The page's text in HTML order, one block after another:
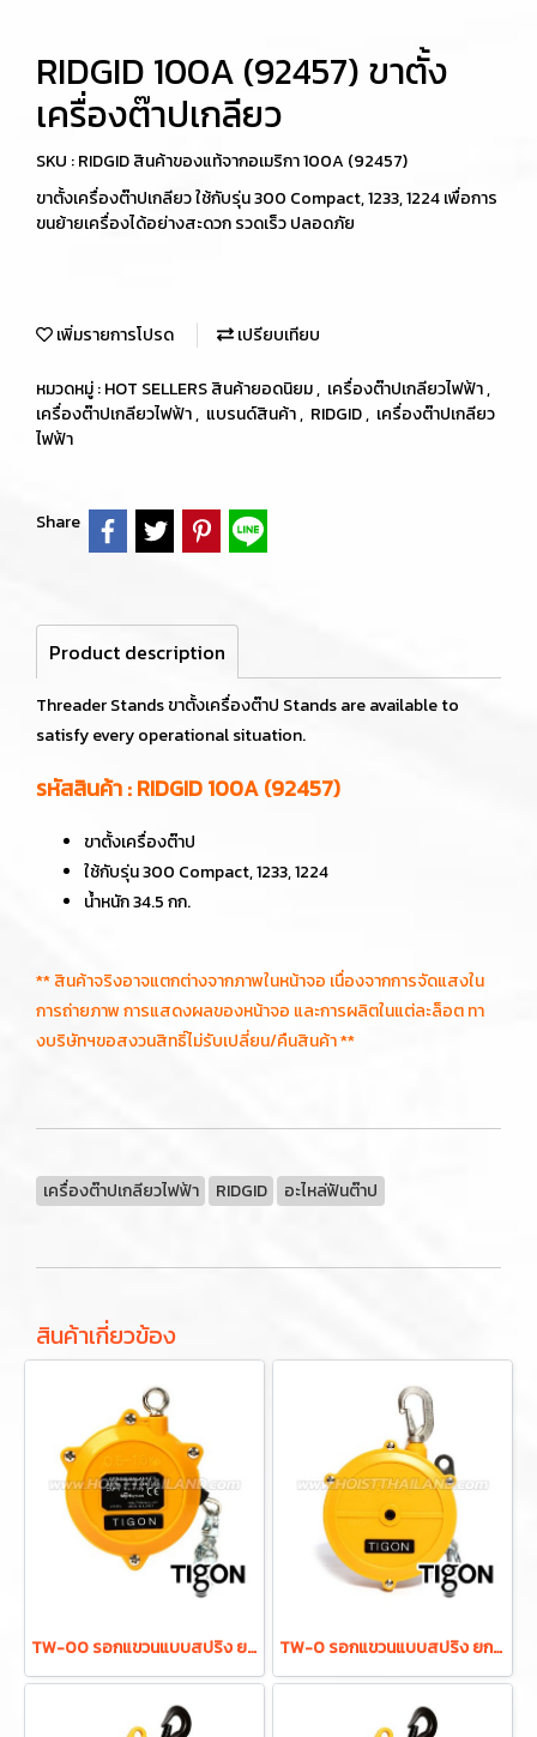
RIDGID 100A (92457) ขาตั้ง
เครื่องต๊าปเกลียว
SKU : RIDGID สินค้าของแท้จากอเมริกา 100A (92457)
ขาตั้งเครื่องต๊าปเกลียว ใช้กับรุ่น 300 Compact, 1233, 1224 เพื่อการ
ขนย้ายเครื่องได้อย่างสะดวก รวดเร็ว ปลอดภัย
เพิ่มรายการโปรด เปรียบเทียบ
หมวดหมู่ :HOT SELLERS สินค้ายอดนิยม, เครื่องต๊าปเกลียวไฟฟ้า,
เครื่องต๊าปเกลียวไฟฟ้า, แบรนด์สินค้า, RIDGID, เครื่องต๊าปเกลียว
ไฟฟ้า
Share
Product description
Threader Stands ขาตั้งเครื่องต๊าป Stands are available to
satisfy every operational situation.
รหัสสินค้า : RIDGID 100A (92457)
ขาตั้งเครื่องต๊าป
ใช้กับรุ่น 300 Compact, 1233, 1224
น้ำหนัก 34.5 กก.
** สินค้าจริงอาจแตกต่างจากภาพในหน้าจอ เนื่องจากการจัดแสงใน
การถ่ายภาพ การแสดงผลของหน้าจอ และการผลิตในแต่ละล็อต ทา
งบริษัทฯขอสงวนสิทธิ์ไม่รับเปลี่ยน/คืนสินค้า **
เครื่องต๊าปเกลียวไฟฟ้า RIDGID อะไหล่ฟันต๊าป
สินค้าเกี่ยวข้อง
TW-00 รอกแขวนแบบสปริง ยกได้ 0.5-1.5 กก. ระยะยก 0.5 ม. "TIGON" มาตรฐานสากลจากประเทศเกาหลี TW-0 รอกแขวนแบบสปริง ยกได้ 0.5-1.5 กก. ระยะยก 1.0 ม. "TIGON" มาตรฐานสากลจากประเทศเกาหลี